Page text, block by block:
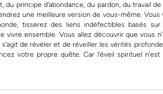
du principe d’abondance, du pardon, du travail
une meilleure version de vous-même.
tisserez des liens indéfectibles basés sur
vivre ensemble. Vous allez découvrir que vous
de révéler et de réveiller les vérités
votre propre quête. Car l’éveil spirituel